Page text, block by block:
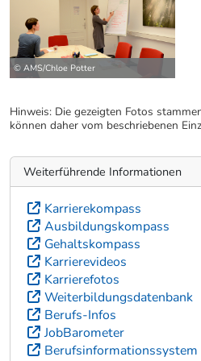
© AMS/Chloe Potter
Hinweis: Die gezeigten Fotos
können daher vom beschriebenen
Weiterführende Informationen
Karrierekompass
Ausbildungskompass
Gehaltskompass
Karrierevideos
Karrierefotos
Weiterbildungsdatenbank
Berufs-Infos
JobBarometer
Berufsinformationssystem